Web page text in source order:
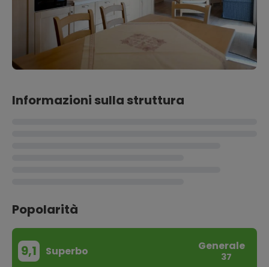
Informazioni sulla struttura
Popolarità
9,1 Superbo Generale
37